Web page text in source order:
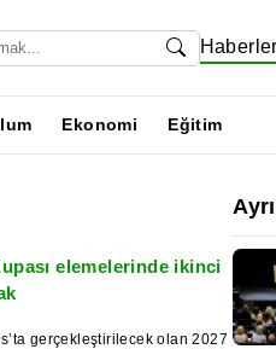
Haberler
Ekonomi Eğitim
elemelerinde ikinci
gerçekleştirilecek olan 2027